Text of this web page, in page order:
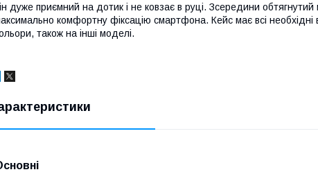
дуже приємний на дотик і не ковзає в руці. Зсередини
комфортну фіксацію смартфона. Кейс має всі
також на інші моделі.